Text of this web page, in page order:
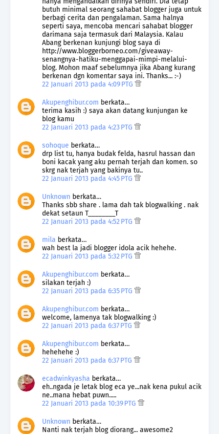
butuh minimal seorang sahabat blogger juga untuk
berbagi cerita dan pengalaman. Sama halnya
seperti saya, mencoba mencari sahabat blogger
darimana saja termasuk dari Malaysia. Kalau
Abang berkenan kunjungi blog saya di
http://www.bloggerborneo.com/giveaway-
senangnya-hatiku-menggapai-mimpi-melalui-
blog. Mohon maaf sebelumnya jika Abang kurang
berkenan dgn komentar saya ini. Thanks... :-)
22 Januari 2013 pada 4:09 PTG
Akupenghibur.com berkata…
terima kasih :) saya akan datang kunjungan ke
blog kamu
22 Januari 2013 pada 4:23 PTG
sohoque berkata…
drp list tu, hanya budak felda, hasrul hassan dan
boni kacak yang aku pernah terjah dan komen. so
skrg nak terjah yang bakinya tu..
22 Januari 2013 pada 4:45 PTG
Unknown berkata…
Thanks sbb share . lama dah tak blogwalking . nak
dekat setaun T________T
22 Januari 2013 pada 4:52 PTG
mila berkata…
wah best la jadi blogger idola acik hehehe.
22 Januari 2013 pada 5:32 PTG
Akupenghibur.com berkata…
silakan terjah :)
22 Januari 2013 pada 6:35 PTG
Akupenghibur.com berkata…
welcome, lamenya tak blogwalking :)
22 Januari 2013 pada 6:37 PTG
Akupenghibur.com berkata…
hehehehe :)
22 Januari 2013 pada 6:37 PTG
ecadwinkyasha berkata…
eh..ngada je letak blog eca ye...nak kena pukul acik
ne..mana hebat puwn.....
22 Januari 2013 pada 10:39 PTG
Unknown berkata…
Nanti nak terjah blog diorang... awesome2